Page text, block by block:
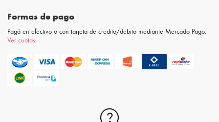
Formas de pago
Pagá en efectivo o con tarjeta de credito/debito mediante Mercado Pago.
Ver cuotas